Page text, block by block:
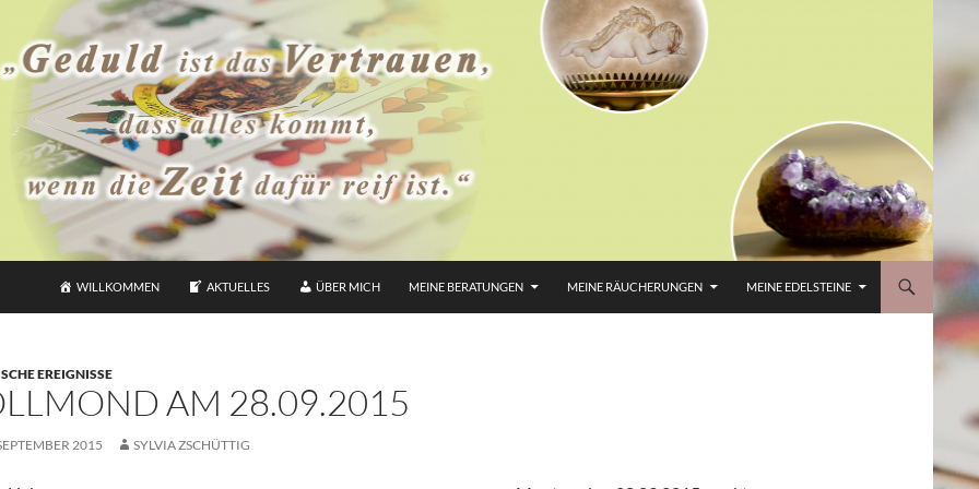
WILLKOMMEN AKTUELLES ÜBER MICH MEINE BERATUNGEN MEINE RÄUCHERUNGEN MEINE EDELSTEINE
EREIGNISSE
AM 28.09.2015
2015 SYLVIA ZSCHÜTTIG